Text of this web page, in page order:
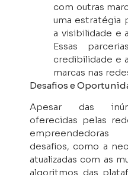
com outras
uma estratégia
a visibilidade e
Essas
credibilidade e
marcas nas
Desafios e
Apesar das
oferecidas pelas
desafios, como a
atualizadas com as
algoritmos das